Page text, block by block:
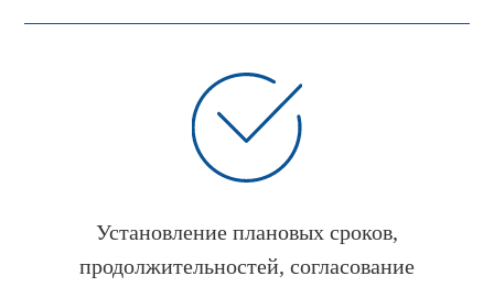
Установление плановых сроков,
продолжительностей, согласование